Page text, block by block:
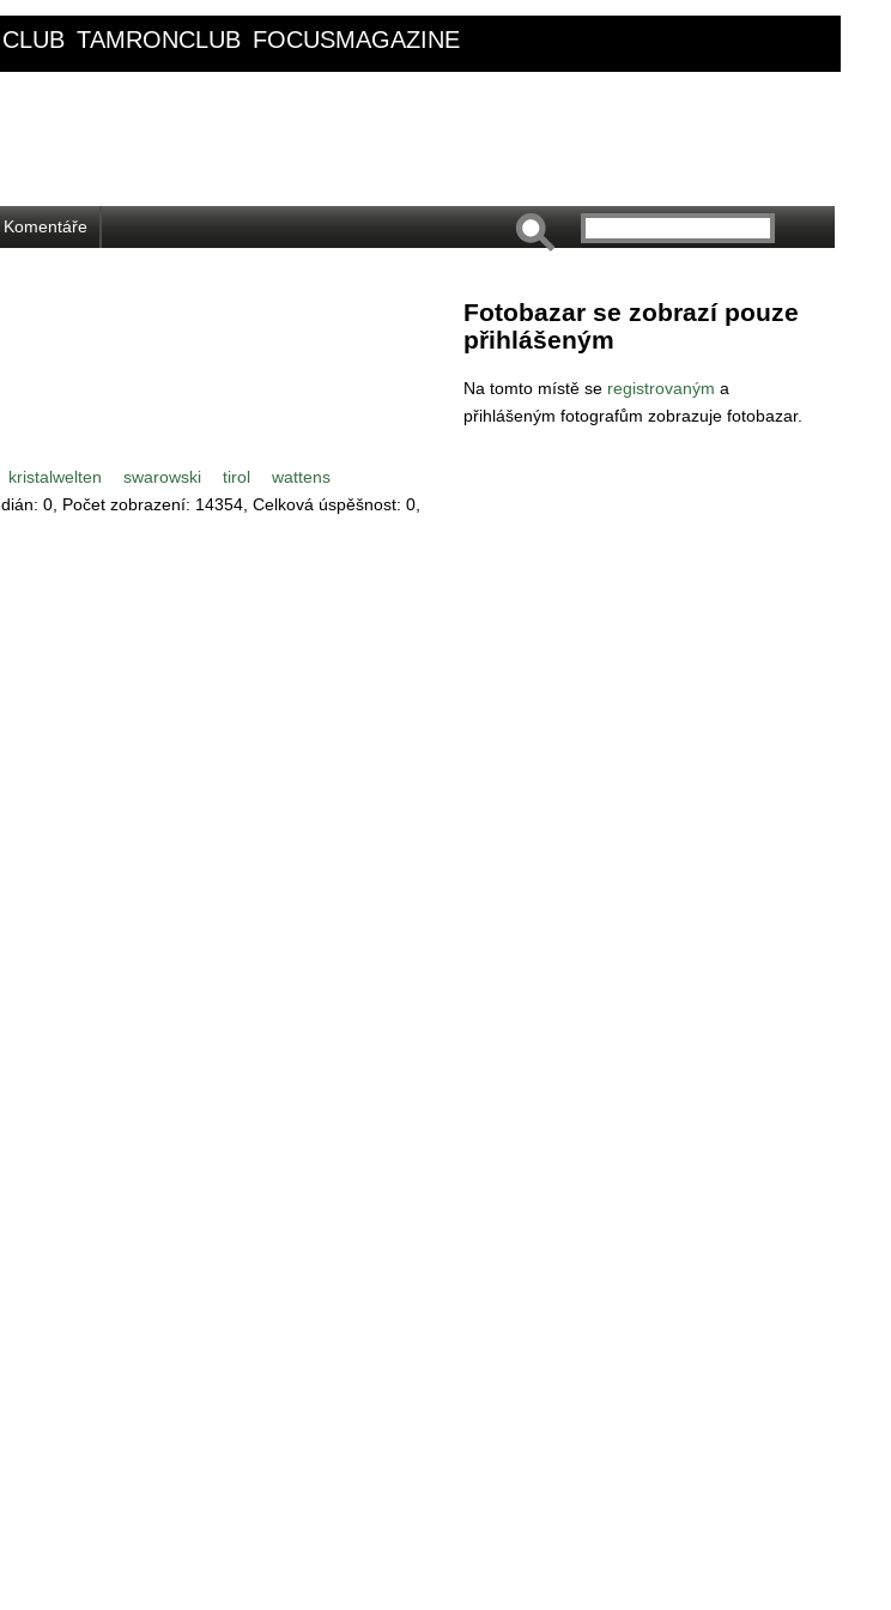
TAMRONCLUB FOCUSMAGAZINE
Komentáře
kristalwelten swarowski tirol
wattens
0, Počet zobrazení: 14354, Celková úspěšnost: 0,
Fotobazar se zobrazí pouze
přihlášeným
Na tomto místě se registrovaným a
přihlášeným fotografům zobrazuje fotobazar.